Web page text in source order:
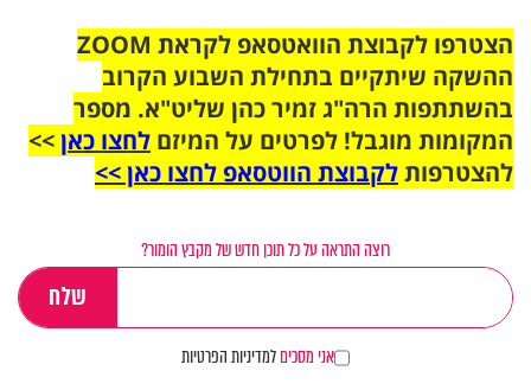
הצטרפו לקבוצת הוואטסאפ לקראת ZOOM
ההשקה שיתקיים בתחילת השבוע הקרוב
בהשתתפות הרה"ג זמיר כהן שליט"א. מספר
המקומות מוגבל! לפרטים על המיזם לחצו כאן>>
להצטרפותלקבוצת הווטסאפ לחצו כאן >>
רוצה התראה על כל תוכן חדש של מקבץ הומור?
אני מסכיםלמדיניות הפרטיות